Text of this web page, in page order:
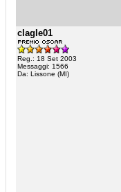
clagle01
Reg.: 18 Set 2003
Messaggi: 1566
Da: Lissone (MI)